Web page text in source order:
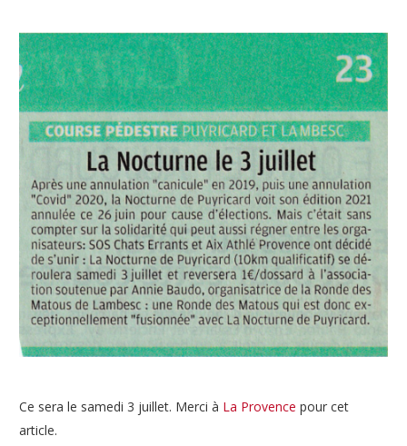
Ce sera le samedi 3 juillet. Merci à La Provence pour cet
article.